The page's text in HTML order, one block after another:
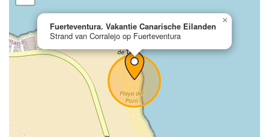
Fuerteventura. Vakantie Canarische Eilanden
Strand van Corralejo op Fuerteventura
×